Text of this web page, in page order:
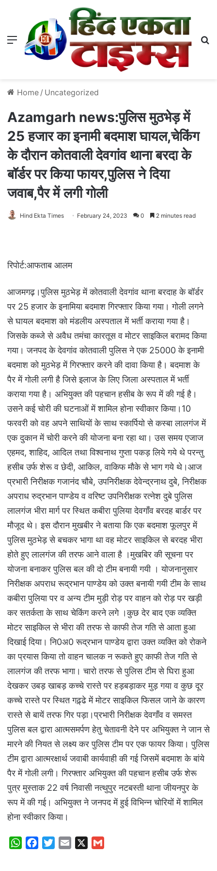
Menu
Home / Uncategorized
Azamgarh news:पुलिस मुठभेड़ में
25 हजार का इनामी बदमाश घायल,चेकिंग
के दौरान कोतवाली देवगांव थाना बरदा के
बॉर्डर पर किया फायर,पुलिस ने दिया
जवाब,पैर में लगी गोली
Hind Ekta Times February 24, 2023 0 2 minutes read
रिपोर्ट:आफताब आलम
आजमगढ़।पुलिस मुठभेड़ में कोतवाली देवगांव थाना बरदाह के बॉर्डर
पर 25 हजार के इनामिया बदमाश गिरफ्तार किया गया। गोली लगने
से घायल बदमाश को मंडलीय अस्पताल में भर्ती कराया गया है।
जिसके कब्जे से अवैध तमंचा कारतूस व मोटर साइकिल बरामद किया
गया। जनपद के देवगांव कोतवाली पुलिस ने एक 25000 के इनामी
बदमाश को मुठभेड़ में गिरफ्तार करने की दावा किया है। बदमाश के
पैर में गोली लगी है जिसे इलाज के लिए जिला अस्पताल में भर्ती
कराया गया है। अभियुक्त की पहचान हसीब के रूप में की गई है।
उसने कई चोरी की घटनाओं में शामिल होना स्वीकार किया।10
फरवरी को वह अपने साथियों के साथ स्कार्पियो से कस्बा लालगंज में
एक दुकान में चोरी करने की योजना बना रहा था। उस समय एजाज
एहमद, शाहिद, आदिल तथा विश्वनाथ गुप्ता पकड़ लिये गये थे परन्तु
हसीब उर्फ शेरू व छेदी, आकिल, वाकिफ मौके से भाग गये थे।आज
प्रभारी निरीक्षक गजानंद चौबे, उपनिरीक्षक देवेन्द्रनाथ दुबे, निरीक्षक
अपराध रुद्रभान पाण्डेय व वरिष्ट उपनिरीक्षक रत्नेश दुबे पुलिस
लालगंज भीरा मार्ग पर स्थित कबीरा पुलिया देवगाँव बरदह बार्डर पर
मौजूद थे। इस दौरान मुखबीर ने बताया कि एक बदमाश फूलपुर में
पुलिस मुठभेड़ से बचकर भागा था वह मोटर साइकिल से बरदह भीरा
होते हुए लालगंज की तरफ आने वाला है ।मुखबिर की सूचना पर
योजना बनाकर पुलिस बल की दो टीम बनायी गयी । योजनानुसार
निरीक्षक अपराध रूद्रभान पाण्डेय को उक्त बनायी गयी टीम के साथ
कबीरा पुलिया पर व अन्य टीम मुड़ी रोड़ पर वाहन को रोड़ पर खड़ी
कर सतर्कता के साथ चेकिंग करने लगे ।कुछ देर बाद एक व्यक्ति
मोटर साइकिल से भीरा की तरफ से काफी तेज गति से आता हुआ
दिखाई दिया। नि0अ0 रूद्रभान पाण्डेय द्वारा उक्त व्यक्ति को रोकने
का प्रयास किया तो वाहन चालक न रूकते हुए काफी तेज गति से
लालगंज की तरफ भागा। चारो तरफ से पुलिस टीम से घिरा हुआ
देखकर उबड़ खाबड़ कच्चे रास्ते पर हड़बड़ाकर मुड़ गया व कुछ दूर
कच्चे रास्ते पर स्थित गढ़्ढे में मोटर साइकिल फिसल जाने के कारण
रास्ते से बायें तरफ गिर पड़ा।प्रभारी निरीक्षक देवगाँव व समस्त
पुलिस बल द्वारा आत्मसमर्पण हेतु चेतावनी देने पर अभियुक्त ने जान से
मारने की नियत से लक्ष्य कर पुलिस टीम पर एक फायर किया। पुलिस
टीम द्वारा आत्मरक्षार्थ जवाबी कार्यवाही की गई जिसमें बदमाश के बांये
पैर में गोली लगी। गिरफ्तार अभियुक्त की पहचान हसीब उर्फ शेरू
पुत्र मुस्ताक 22 वर्ष निवासी नत्थुपुर नटबस्ती थाना जीयनपुर के
रूप में की गई। अभियुक्त ने जनपद में हुई विभिन्न चोरियों में शामिल
होना स्वीकार किया।
W